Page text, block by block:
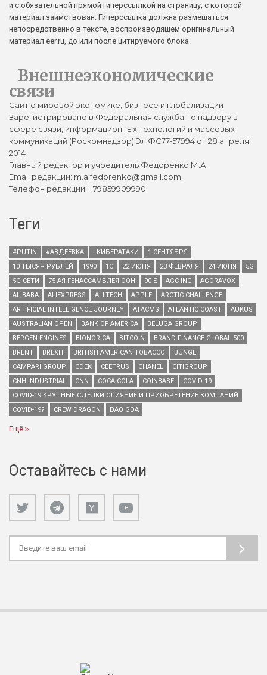
и с обязательной прямой гиперссылкой на страницу, с которой
материал заимствован. Гиперссылка должна размещаться
непосредственно в тексте, воспроизводящем оригинальный
материал eer.ru, до или после цитируемого блока.
Внешнеэкономические
связи
Сайт о мировой экономике, бизнесе и глобализации
Зарегистрировано в Федеральная служба по надзору в
сфере связи, информационных технологий и массовых
коммуникаций (Роскомнадзор) Эл ФС77-57994 от 28 апреля
2014
Главный редактор и учредитель Федоренко М.А.
Email редакции: m.a.fedorenko@gmail.com.
Телефон редакции: +79859909990
Теги
#PUTIN #АВДЕЕВКА . КИБЕРАТАКИ
1 СЕНТЯБРЯ
10 ТЫСЯЧ РУБЛЕЙ
1990 1С 22 ИЮНЯ 23 ФЕВРАЛЯ 24 ИЮНЯ
5G
5G-СЕТИ
75-АЯ ГЕНАССАМБЛЕЯ ООН 90-Е AGC INC
AGORAVOX
ALIBABA
ALIEXPRESS ALLTECH APPLE
ARCTIC CHALLENGE
ARTIFICIAL INTELLIGENCE JOURNEY
ATACMS ATLANTIC COAST
AUKUS
AUSTRALIAN OPEN
BANK OF AMERICA
BELUGA GROUP
BERGEN ENGINES
BIONORICA BITCOIN
BRAND FINANCE GLOBAL 500
BRENT
BREXIT BRITISH AMERICAN TOBACCO
BUNGE
CAMPARI GROUP
CDEK CEETRUS CHANEL
CITIGROUP
CNH INDUSTRIAL
CNN COCA-COLA COINBASE
COVID-19
COVID-19 КРУПНЫЕ СДЕЛКИ СЛИЯНИЕ И ПРИОБРЕТЕНИЕ КОМПАНИЙ
COVID-19?
CREW DRAGON DAO GDA
Ещё
Оставайтесь с нами